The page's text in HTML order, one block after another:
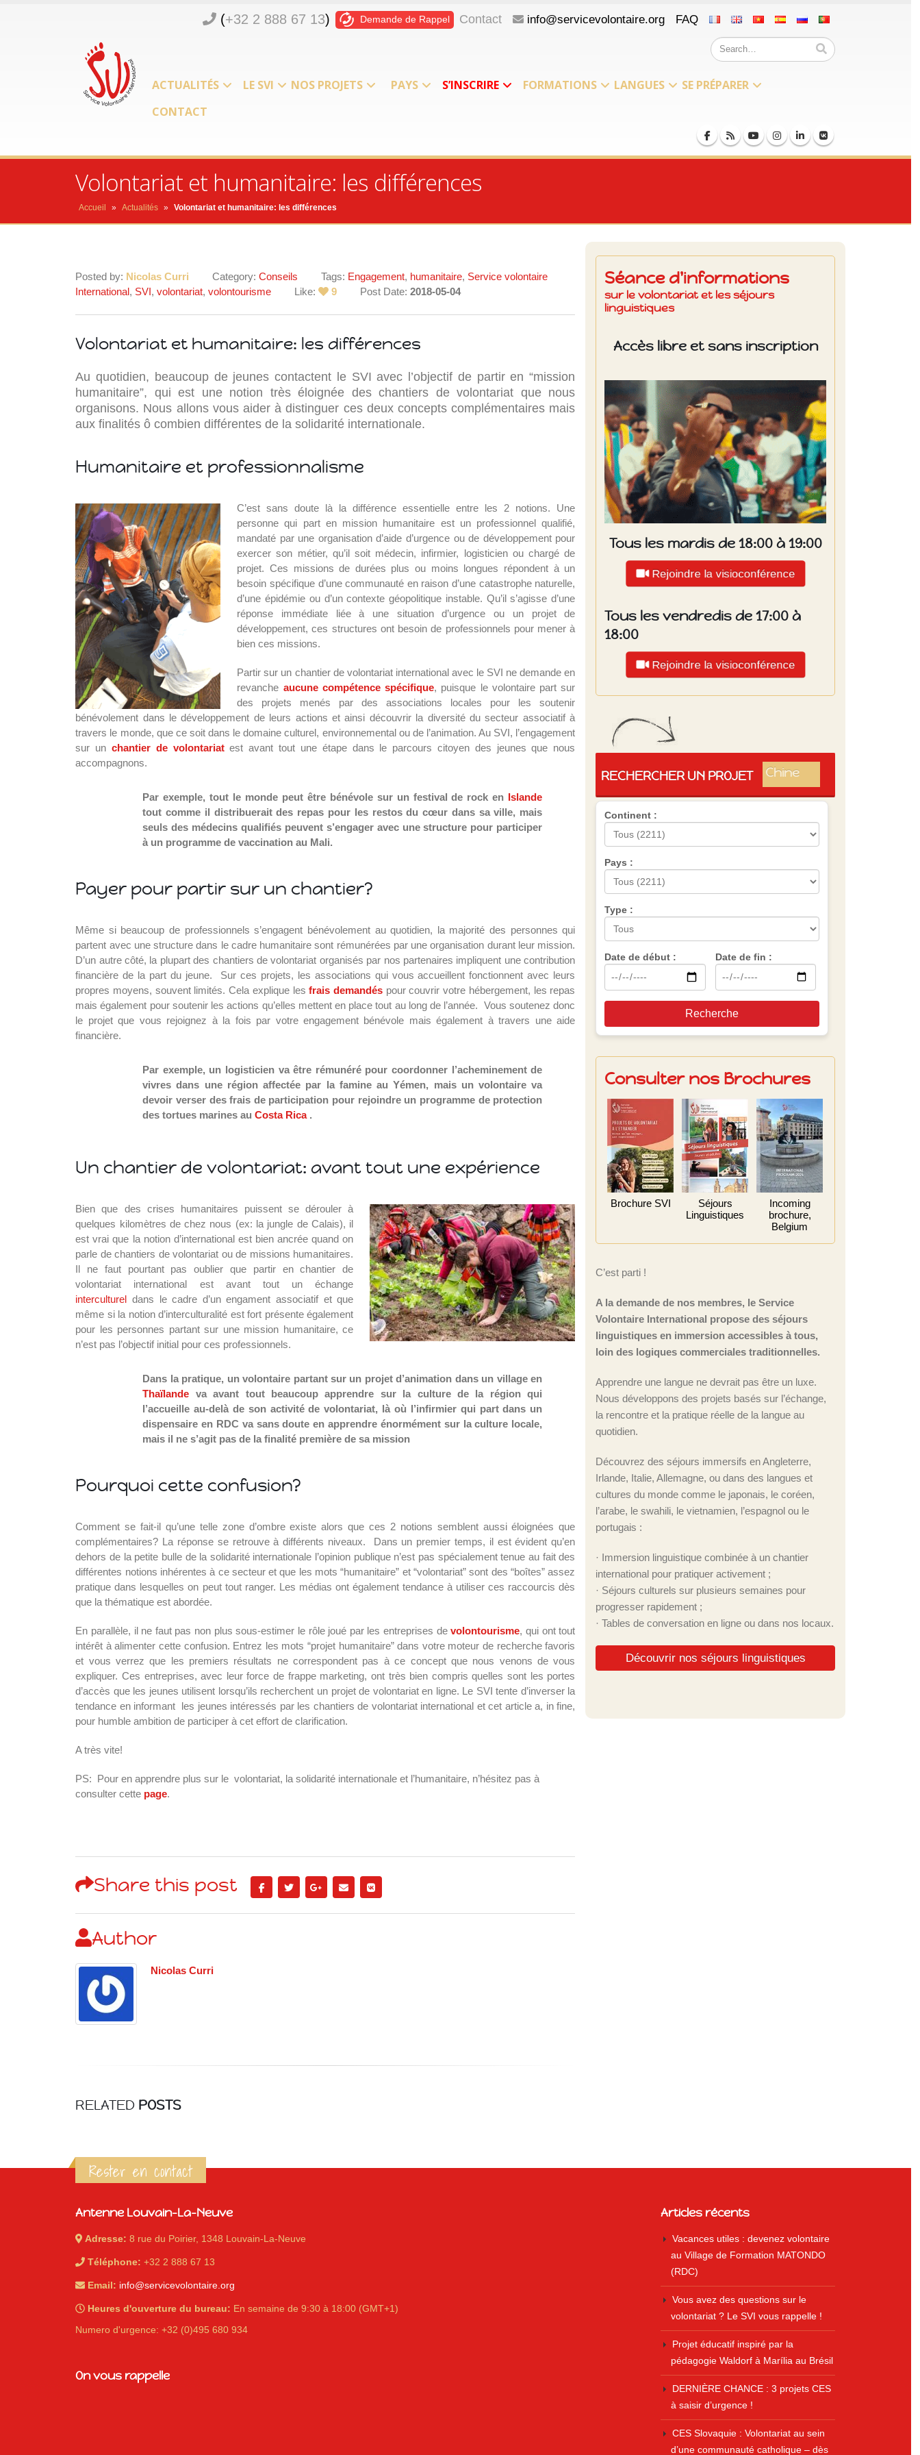
(+32 2 888 67 13) Demande de Rappel Contact info@servicevolontaire.org FAQ
ACTUALITÉS LE SVI NOS PROJETS PAYS S’INSCRIRE FORMATIONS LANGUES
SE PRÉPARER
CONTACT
Volontariat et humanitaire: les différences
Accueil » Actualités » Volontariat et humanitaire: les différences
Posted by: Nicolas Curri Category:Conseils Tags: Engagement, humanitaire, Service volontaire
International, SVI,volontariat,volontourisme Like: 9 Post Date:2018-05-04
Volontariat et humanitaire: les différences
Au quotidien, beaucoup de jeunes contactent le SVI avec l’objectif de partir en “mission
humanitaire”, qui est une notion très éloignée des chantiers de volontariat que nous
organisons. Nous allons vous aider à distinguer ces deux concepts complémentaires mais
aux finalités ô combien différentes de la solidarité internationale.
Humanitaire et professionnalisme
C’est sans doute là la différence essentielle entre les 2 notions. Une
personne qui part en mission humanitaire est un professionnel qualifié,
mandaté par une organisation d’aide d’urgence ou de développement pour
exercer son métier, qu’il soit médecin, infirmier, logisticien ou chargé de
projet. Ces missions de durées plus ou moins longues répondent à un
besoin spécifique d’une communauté en raison d’une catastrophe naturelle,
d’une épidémie ou d’un contexte géopolitique instable. Qu’il s’agisse d’une
réponse immédiate liée à une situation d’urgence ou un projet de
développement, ces structures ont besoin de professionnels pour mener à
bien ces missions.
Partir sur un chantier de volontariat international avec le SVI ne demande en
revanche aucune compétence spécifique, puisque le volontaire part sur
des projets menés par des associations locales pour les soutenir
bénévolement dans le développement de leurs actions et ainsi découvrir la diversité du secteur associatif à
travers le monde, que ce soit dans le domaine culturel, environnemental ou de l’animation. Au SVI, l’engagement
sur un chantier de volontariatest avant tout une étape dans le parcours citoyen des jeunes que nous
accompagnons.
Par exemple, tout le monde peut être bénévole sur un festival de rock en Islande
tout comme il distribuerait des repas pour les restos du cœur dans sa ville, mais
seuls des médecins qualifiés peuvent s’engager avec une structure pour participer
à un programme de vaccination au Mali.
Payer pour partir sur un chantier?
Même si beaucoup de professionnels s’engagent bénévolement au quotidien, la majorité des personnes qui
partent avec une structure dans le cadre humanitaire sont rémunérées par une organisation durant leur mission.
D’un autre côté, la plupart des chantiers de volontariat organisés par nos partenaires impliquent une contribution
financière de la part du jeune. Sur ces projets, les associations qui vous accueillent fonctionnent avec leurs
propres moyens, souvent limités. Cela explique lesfrais demandéspour couvrir votre hébergement, les repas
mais également pour soutenir les actions qu’elles mettent en place tout au long de l’année. Vous soutenez donc
le projet que vous rejoignez à la fois par votre engagement bénévole mais également à travers une aide
financière.
Par exemple, un logisticien va être rémunéré pour coordonner l’acheminement de
vivres dans une région affectée par la famine au Yémen, mais un volontaire va
devoir verser des frais de participation pour rejoindre un programme de protection
des tortues marines auCosta Rica.
Un chantier de volontariat: avant tout une expérience
Bien que des crises humanitaires puissent se dérouler à
quelques kilomètres de chez nous (ex: la jungle de Calais), il
est vrai que la notion d’international est bien ancrée quand on
parle de chantiers de volontariat ou de missions humanitaires.
Il ne faut pourtant pas oublier que partir en chantier de
volontariat international est avant tout un échange
interculturel dans le cadre d’un engament associatif et que
même si la notion d’interculturalité est fort présente également
pour les personnes partant sur une mission humanitaire, ce
n’est pas l’objectif initial pour ces professionnels.
Dans la pratique, un volontaire partant sur un projet d’animation dans un village en
Thaïlande va avant tout beaucoup apprendre sur la culture de la région qui
l’accueille au-delà de son activité de volontariat, là où l’infirmier qui part dans un
dispensaire en RDC va sans doute en apprendre énormément sur la culture locale,
mais il ne s’agit pas de la finalité première de sa mission
Pourquoi cette confusion?
Comment se fait-il qu’une telle zone d’ombre existe alors que ces 2 notions semblent aussi éloignées que
complémentaires? La réponse se retrouve à différents niveaux. Dans un premier temps, il est évident qu’en
dehors de la petite bulle de la solidarité internationale l’opinion publique n’est pas spécialement tenue au fait des
différentes notions inhérentes à ce secteur et que les mots “humanitaire” et “volontariat” sont des “boîtes” assez
pratique dans lesquelles on peut tout ranger. Les médias ont également tendance à utiliser ces raccourcis dès
que la thématique est abordée.
En parallèle, il ne faut pas non plus sous-estimer le rôle joué par les entreprises devolontourisme, qui ont tout
intérêt à alimenter cette confusion. Entrez les mots “projet humanitaire” dans votre moteur de recherche favoris
et vous verrez que les premiers résultats ne correspondent pas à ce concept que nous venons de vous
expliquer. Ces entreprises, avec leur force de frappe marketing, ont très bien compris quelles sont les portes
d’accès que les jeunes utilisent lorsqu’ils recherchent un projet de volontariat en ligne. Le SVI tente d’inverser la
tendance en informant les jeunes intéressés par les chantiers de volontariat international et cet article a, in fine,
pour humble ambition de participer à cet effort de clarification.
A très vite!
PS: Pour en apprendre plus sur le volontariat, la solidarité internationale et l’humanitaire, n’hésitez pas à
consulter cette page.
Share this post
Author
Nicolas Curri
RELATED POSTS
Séance d'informations
sur le volontariat et les séjours
linguistiques
Accès libre et sans inscription
Tous les mardis de 18:00 à 19:00
Rejoindre la visioconférence
Tous les vendredis de 17:00 à
18:00
Rejoindre la visioconférence
RECHERCHER UN PROJET
Pérou
Chine
Espagne
Brésil
Mexique
Groupe
Continent :
Pays :
Type :
Date de début : Date de fin :
Recherche
Consulter nos Brochures
Brochure SVI
Séjours
Linguistiques
Incoming
brochure,
Belgium
C’est parti !
A la demande de nos membres, le Service
Volontaire International propose des séjours
linguistiques en immersion accessibles à tous,
loin des logiques commerciales traditionnelles.
Apprendre une langue ne devrait pas être un luxe.
Nous développons des projets basés sur l’échange,
la rencontre et la pratique réelle de la langue au
quotidien.
Découvrez des séjours immersifs en Angleterre,
Irlande, Italie, Allemagne, ou dans des langues et
cultures du monde comme le japonais, le coréen,
l’arabe, le swahili, le vietnamien, l’espagnol ou le
portugais :
· Immersion linguistique combinée à un chantier
international pour pratiquer activement ;
· Séjours culturels sur plusieurs semaines pour
progresser rapidement ;
· Tables de conversation en ligne ou dans nos locaux.
Découvrir nos séjours linguistiques
Rester en contact
Antenne Louvain-La-Neuve
Adresse: 8 rue du Poirier, 1348 Louvain-La-Neuve
Téléphone: +32 2 888 67 13
Email: info@servicevolontaire.org
Heures d'ouverture du bureau: En semaine de 9:30 à 18:00 (GMT+1)
Numero d'urgence: +32 (0)495 680 934
On vous rappelle
Articles récents
Vacances utiles : devenez volontaire
au Village de Formation MATONDO
(RDC)
Vous avez des questions sur le
volontariat ? Le SVI vous rappelle !
Projet éducatif inspiré par la
pédagogie Waldorf à Marília au Brésil
DERNIÈRE CHANCE : 3 projets CES
à saisir d’urgence !
CES Slovaquie : Volontariat au sein
d’une communauté catholique – dès